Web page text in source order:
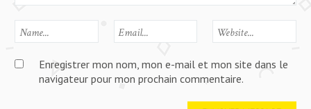
Enregistrer mon nom, mon e-mail et mon site dans le
navigateur pour mon prochain commentaire.